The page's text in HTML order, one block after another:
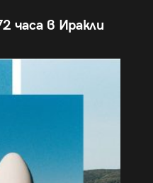
часа в Иракли